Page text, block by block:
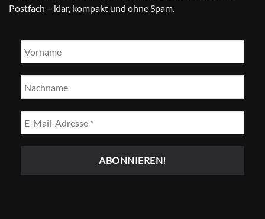
Postfach – klar, kompakt und ohne Spam.